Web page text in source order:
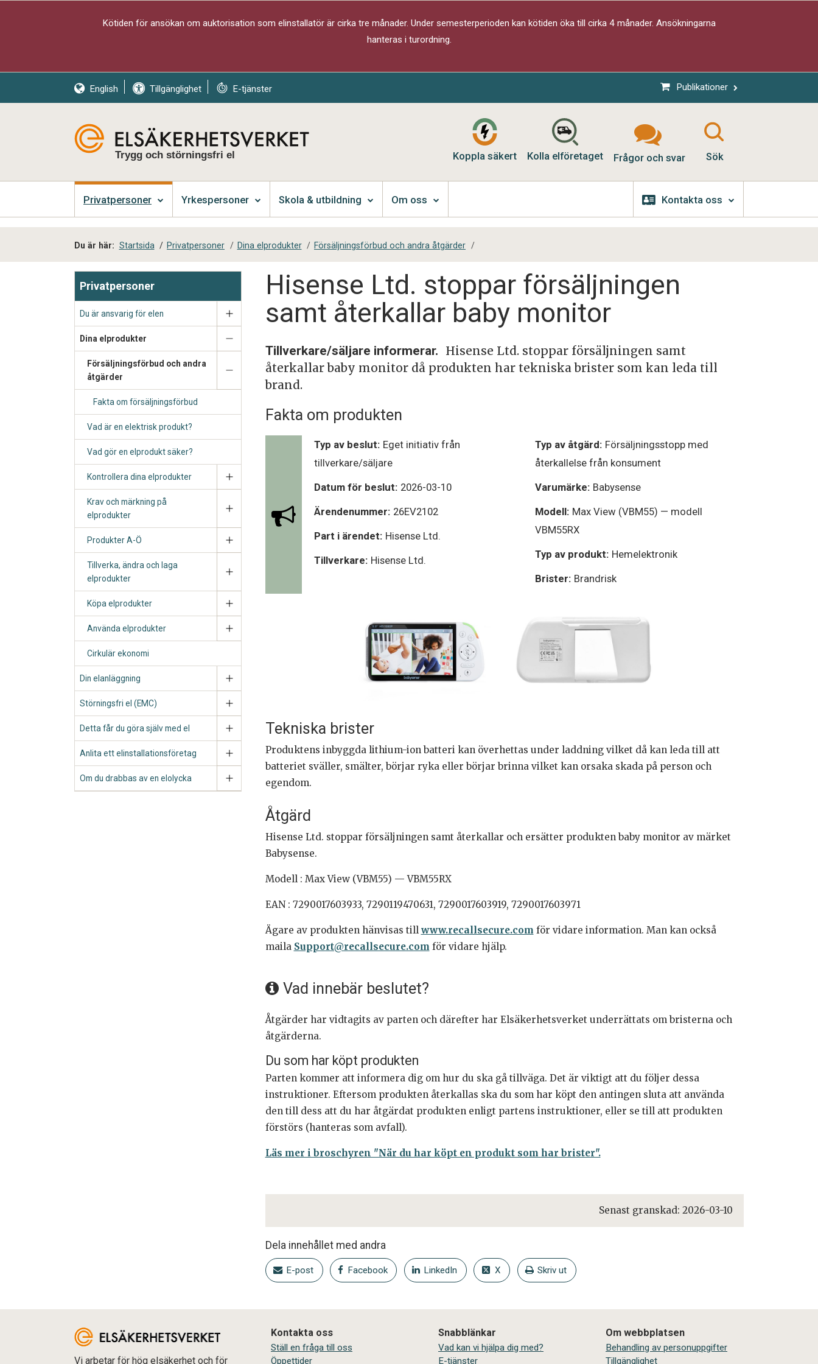
Kötiden för ansökan om auktorisation som elinstallatör är cirka tre månader. Under semesterperioden kan kötiden öka till cirka 4 månader. Ansökningarna
hanteras i turordning.
English Tillgänglighet E-tjänster Publikationer
Trygg och störningsfri el Koppla säkert Kolla elföretaget Frågor och svar Sök
Privatpersoner Yrkespersoner Skola & utbildning Om oss Kontakta oss
Du är här: Startsida / Privatpersoner / Dina elprodukter / Försäljningsförbud och andra åtgärder /
Privatpersoner
Du är ansvarig för elen
Dina elprodukter
Försäljningsförbud och andra
åtgärder
Fakta om försäljningsförbud
Vad är en elektrisk produkt?
Vad gör en elprodukt säker?
Kontrollera dina elprodukter
Krav och märkning på
elprodukter
Produkter A-Ö
Tillverka, ändra och laga
elprodukter
Köpa elprodukter
Använda elprodukter
Cirkulär ekonomi
Din elanläggning
Störningsfri el (EMC)
Detta får du göra själv med el
Anlita ett elinstallationsföretag
Om du drabbas av en elolycka
Hisense Ltd. stoppar försäljningen
samt återkallar baby monitor
Tillverkare/säljare informerar. Hisense Ltd. stoppar försäljningen samt
återkallar baby monitor då produkten har tekniska brister som kan leda till
brand.
Fakta om produkten
Typ av beslut: Eget initiativ från
tillverkare/säljare
Datum för beslut: 2026-03-10
Ärendenummer: 26EV2102
Part i ärendet: Hisense Ltd.
Tillverkare: Hisense Ltd.
Typ av åtgärd: Försäljningsstopp med
återkallelse från konsument
Varumärke: Babysense
Modell: Max View (VBM55) — modell
VBM55RX
Typ av produkt: Hemelektronik
Brister: Brandrisk
Tekniska brister
Produktens inbyggda lithium-ion batteri kan överhettas under laddning vilket då kan leda till att
batteriet sväller, smälter, börjar ryka eller börjar brinna vilket kan orsaka skada på person och
egendom.
Åtgärd
Hisense Ltd. stoppar försäljningen samt återkallar och ersätter produkten baby monitor av märket
Babysense.
Modell : Max View (VBM55) — VBM55RX
EAN : 7290017603933, 7290119470631, 7290017603919, 7290017603971
Ägare av produkten hänvisas till www.recallsecure.com för vidare information. Man kan också
maila Support@recallsecure.com för vidare hjälp.
Vad innebär beslutet?
Åtgärder har vidtagits av parten och därefter har Elsäkerhetsverket underrättats om bristerna och
åtgärderna.
Du som har köpt produkten
Parten kommer att informera dig om hur du ska gå tillväga. Det är viktigt att du följer dessa
instruktioner. Eftersom produkten återkallas ska du som har köpt den antingen sluta att använda
den till dess att du har åtgärdat produkten enligt partens instruktioner, eller se till att produkten
förstörs (hanteras som avfall).
Läs mer i broschyren "När du har köpt en produkt som har brister".
Senast granskad: 2026-03-10
Dela innehållet med andra
E-post Facebook LinkedIn X Skriv ut
Vi arbetar för hög elsäkerhet och för
Kontakta oss
Ställ en fråga till oss
Öppettider
Snabblänkar
Vad kan vi hjälpa dig med?
E-tjänster
Om webbplatsen
Behandling av personuppgifter
Tillgänglighet